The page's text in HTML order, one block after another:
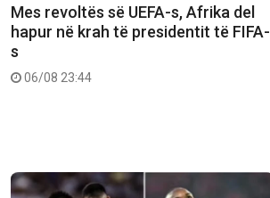
Mes revoltës së UEFA-s, Afrika del
hapur në krah të presidentit të FIFA-
s
06/08 23:44